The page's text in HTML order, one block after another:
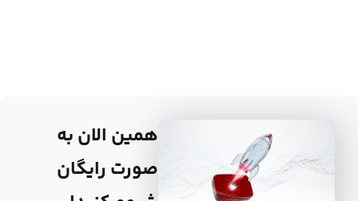
همین الان به
صورت رایگان